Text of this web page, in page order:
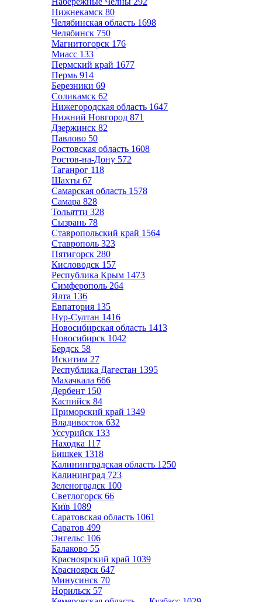
Нижнекамск 80
Челябинская область 1698
Челябинск 750
Магнитогорск 176
Миасс 133
Пермский край 1677
Пермь 914
Березники 69
Соликамск 62
Нижегородская область 1647
Нижний Новгород 871
Дзержинск 82
Павлово 50
Ростовская область 1608
Ростов-на-Дону 572
Таганрог 118
Шахты 67
Самарская область 1578
Самара 828
Тольятти 328
Сызрань 78
Ставропольский край 1564
Ставрополь 323
Пятигорск 280
Кисловодск 157
Республика Крым 1473
Симферополь 264
Ялта 136
Евпатория 135
Нур-Султан 1416
Новосибирская область 1413
Новосибирск 1042
Бердск 58
Искитим 27
Республика Дагестан 1395
Махачкала 666
Дербент 150
Каспийск 84
Приморский край 1349
Владивосток 632
Уссурийск 133
Находка 117
Бишкек 1318
Калининградская область 1250
Калининград 723
Зеленоградск 100
Светлогорск 66
Київ 1089
Саратовская область 1061
Саратов 499
Энгельс 106
Балаково 55
Красноярский край 1039
Красноярск 647
Минусинск 70
Норильск 57